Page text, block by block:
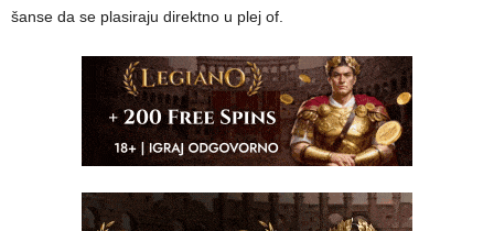
šanse da se plasiraju direktno u plej of.